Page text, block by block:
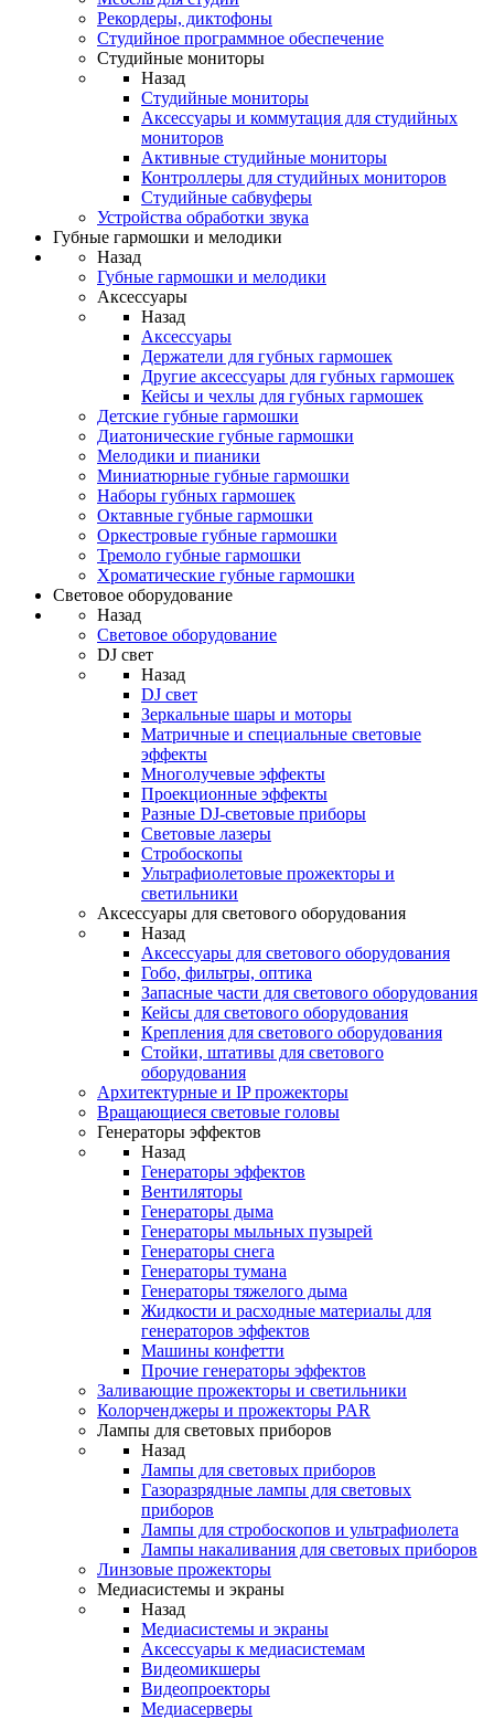
Рекордеры, диктофоны
Студийное программное обеспечение
Студийные мониторы
Назад
Студийные мониторы
Аксессуары и коммутация для студийных
мониторов
Активные студийные мониторы
Контроллеры для студийных мониторов
Студийные сабвуферы
Устройства обработки звука
Губные гармошки и мелодики
Назад
Губные гармошки и мелодики
Аксессуары
Назад
Аксессуары
Держатели для губных гармошек
Другие аксессуары для губных гармошек
Кейсы и чехлы для губных гармошек
Детские губные гармошки
Диатонические губные гармошки
Мелодики и пианики
Миниатюрные губные гармошки
Наборы губных гармошек
Октавные губные гармошки
Оркестровые губные гармошки
Тремоло губные гармошки
Хроматические губные гармошки
Световое оборудование
Назад
Световое оборудование
DJ свет
Назад
DJ свет
Зеркальные шары и моторы
Матричные и специальные световые
эффекты
Многолучевые эффекты
Проекционные эффекты
Разные DJ-световые приборы
Световые лазеры
Стробоскопы
Ультрафиолетовые прожекторы и
светильники
Аксессуары для светового оборудования
Назад
Аксессуары для светового оборудования
Гобо, фильтры, оптика
Запасные части для светового оборудования
Кейсы для светового оборудования
Крепления для светового оборудования
Стойки, штативы для светового
оборудования
Архитектурные и IP прожекторы
Вращающиеся световые головы
Генераторы эффектов
Назад
Генераторы эффектов
Вентиляторы
Генераторы дыма
Генераторы мыльных пузырей
Генераторы снега
Генераторы тумана
Генераторы тяжелого дыма
Жидкости и расходные материалы для
генераторов эффектов
Машины конфетти
Прочие генераторы эффектов
Заливающие прожекторы и светильники
Колорченджеры и прожекторы PAR
Лампы для световых приборов
Назад
Лампы для световых приборов
Газоразрядные лампы для световых
приборов
Лампы для стробоскопов и ультрафиолета
Лампы накаливания для световых приборов
Линзовые прожекторы
Медиасистемы и экраны
Назад
Медиасистемы и экраны
Аксессуары к медиасистемам
Видеомикшеры
Видеопроекторы
Медиасерверы